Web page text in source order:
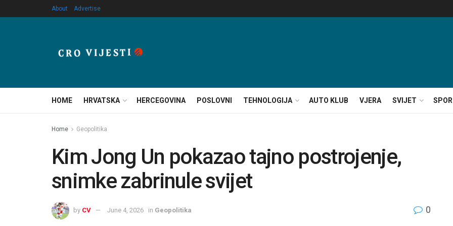
About Advertise
HOME HRVATSKA HERCEGOVINA POSLOVNI TEHNOLOGIJA AUTO KLUB VJERA SVIJET
Home Geopolitika
Kim Jong Un pokazao tajno postrojenje,
snimke zabrinule svijet
by CV June 4, 2026 in Geopolitika 0